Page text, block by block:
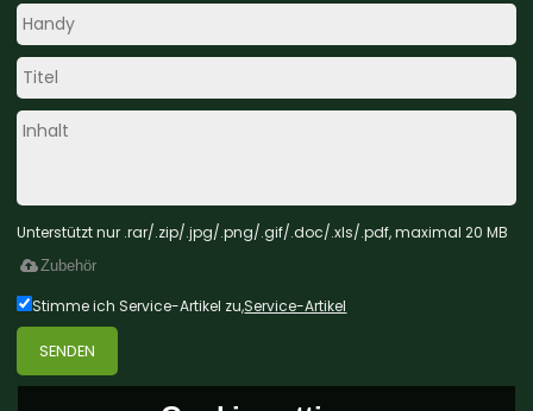
Unterstützt nur .rar/.zip/.jpg/.png/.gif/.doc/.xls/.pdf, maximal 20 MB
Zubehör
Stimme ich Service-Artikel zu,Service-Artikel
SENDEN